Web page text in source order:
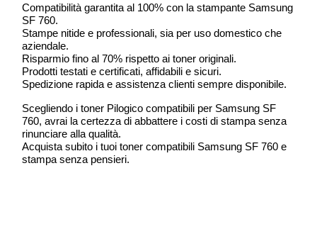
Compatibilità garantita al 100% con la stampante Samsung
SF 760.
Stampe nitide e professionali, sia per uso domestico che
aziendale.
Risparmio fino al 70% rispetto ai toner originali.
Prodotti testati e certificati, affidabili e sicuri.
Spedizione rapida e assistenza clienti sempre disponibile.
Scegliendo i toner Pilogico compatibili per Samsung SF
760, avrai la certezza di abbattere i costi di stampa senza
rinunciare alla qualità.
Acquista subito i tuoi toner compatibili Samsung SF 760 e
stampa senza pensieri.